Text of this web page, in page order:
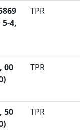
5-4,
TPR
00
TPR
50
TPR